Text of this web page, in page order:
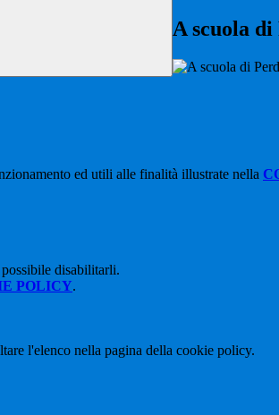
A scuola di
ed utili alle finalità illustrate nella
disabilitarli.
POLICY.
l'elenco nella pagina della cookie policy.